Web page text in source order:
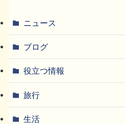
ニュース
ブログ
役立つ情報
旅行
生活